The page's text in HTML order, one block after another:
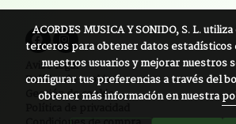
Aviso legal
Política de cookies
Gestión de cookies
ACORDES MUSICA Y SONIDO, S. L.utiliza
terceros para obtener datos estadísticos
nuestros usuarios y mejorar nuestros
configurar tus preferencias a través del
obtener más información en nuestra